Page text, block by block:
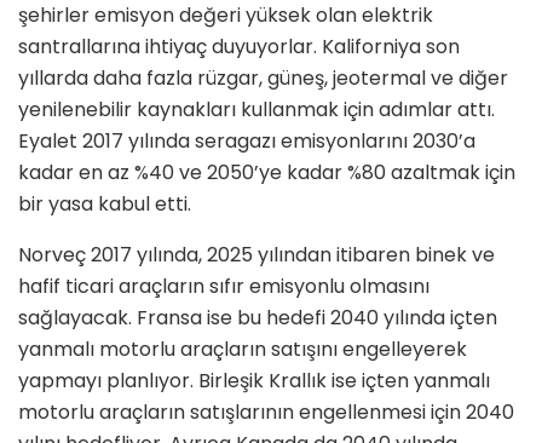
şehirler emisyon değeri yüksek olan elektrik
santrallarına ihtiyaç duyuyorlar. Kaliforniya son
yıllarda daha fazla rüzgar, güneş, jeotermal ve diğer
yenilenebilir kaynakları kullanmak için adımlar attı.
Eyalet 2017 yılında seragazı emisyonlarını 2030’a
kadar en az %40 ve 2050’ye kadar %80 azaltmak için
bir yasa kabul etti.
Norveç 2017 yılında, 2025 yılından itibaren binek ve
hafif ticari araçların sıfır emisyonlu olmasını
sağlayacak. Fransa ise bu hedefi 2040 yılında içten
yanmalı motorlu araçların satışını engelleyerek
yapmayı planlıyor. Birleşik Krallık ise içten yanmalı
motorlu araçların satışlarının engellenmesi için 2040